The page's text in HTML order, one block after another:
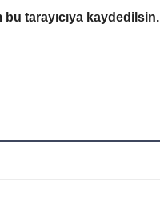
tarayıcıya kaydedilsin.